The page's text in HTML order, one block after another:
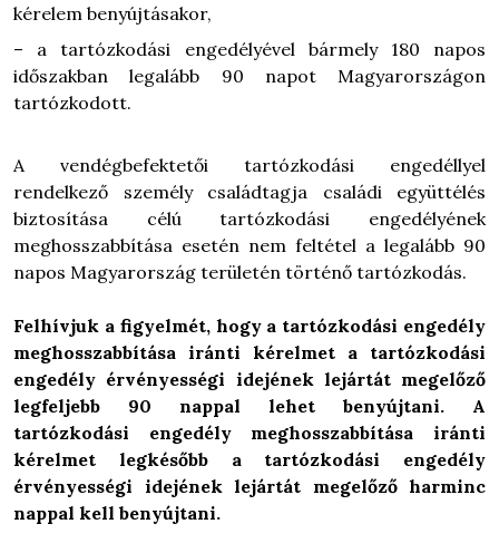
kérelem benyújtásakor,
– a tartózkodási engedélyével bármely 180 napos
időszakban legalább 90 napot Magyarországon
tartózkodott.
A vendégbefektetői tartózkodási engedéllyel
rendelkező személy családtagja családi együttélés
biztosítása célú tartózkodási engedélyének
meghosszabbítása esetén nem feltétel a legalább 90
napos Magyarország területén történő tartózkodás.
Felhívjuk a figyelmét, hogy a tartózkodási engedély
meghosszabbítása iránti kérelmet a tartózkodási
engedély érvényességi idejének lejártát megelőző
legfeljebb 90 nappal lehet benyújtani. A
tartózkodási engedély meghosszabbítása iránti
kérelmet legkésőbb a tartózkodási engedély
érvényességi idejének lejártát megelőző harminc
nappal kell benyújtani.